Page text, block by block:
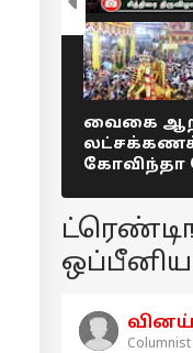
வைகை
Columnist